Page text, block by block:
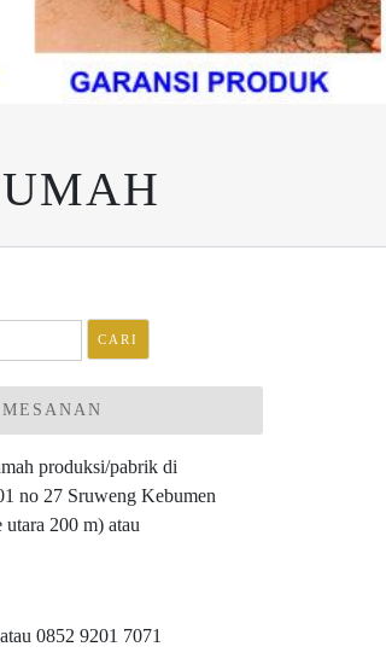
produksi/pabrik di
no 27 Sruweng Kebumen
200 m) atau
0852 9201 7071